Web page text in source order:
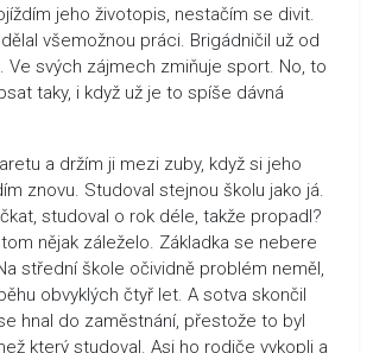
jeho životopis, nestačím se divit.
všemožnou práci. Brigádničil už od
Ve svých zájmech zmiňuje sport. No, to
taky, i když už je to spíše dávná
a držím ji mezi zuby, když si jeho
znovu. Studoval stejnou školu jako já.
studoval o rok déle, takže propadl?
nějak záleželo. Základka se nebere
střední škole očividně problém neměl,
obvyklých čtyř let. A sotva skončil
hnal do zaměstnání, přestože to byl
který studoval. Asi ho rodiče vykopli a